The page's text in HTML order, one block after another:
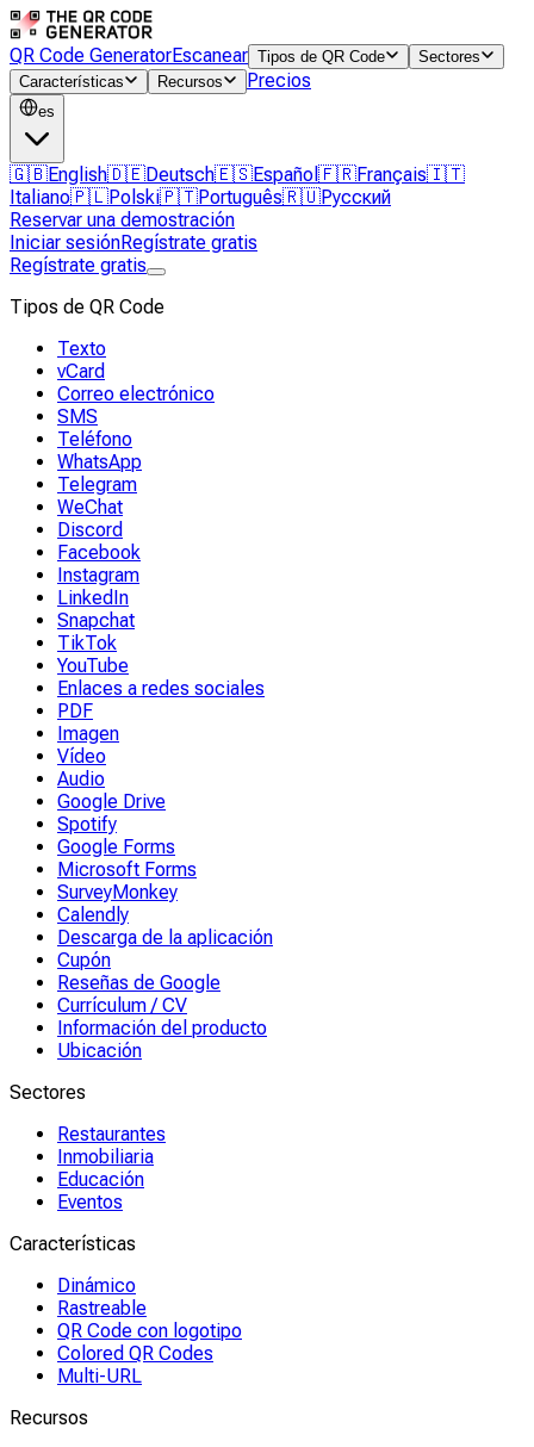
QR Code GeneratorEscanear Tipos de QR Code
Sectores
Características
Recursos Precios
es
🇬🇧English🇩🇪Deutsch🇪🇸Español 🇫🇷Français🇮🇹
Italiano🇵🇱Polski🇵🇹Português🇷🇺Русский
Reservar una demostración
Iniciar sesiónRegístrate gratis
Regístrate gratis
Tipos de QR Code
Texto
vCard
Correo electrónico
SMS
Teléfono
WhatsApp
Telegram
WeChat
Discord
Facebook
Instagram
LinkedIn
Snapchat
TikTok
YouTube
Enlaces a redes sociales
PDF
Imagen
Vídeo
Audio
Google Drive
Spotify
Google Forms
Microsoft Forms
SurveyMonkey
Calendly
Descarga de la aplicación
Cupón
Reseñas de Google
Currículum / CV
Información del producto
Ubicación
Sectores
Restaurantes
Inmobiliaria
Educación
Eventos
Características
Dinámico
Rastreable
QR Code con logotipo
Colored QR Codes
Multi-URL
Recursos